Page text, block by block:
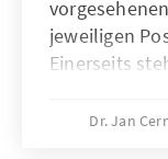
jeweiligen
Einerseits
Kürzung
Dr. Jan